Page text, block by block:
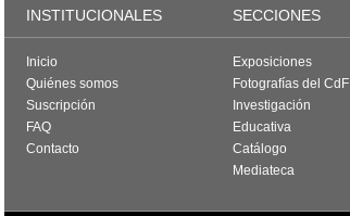
INSTITUCIONALES SECCIONES
Inicio
Quiénes somos
Suscripción
FAQ
Contacto
Exposiciones
Fotografías del CdF
Investigación
Educativa
Catálogo
Mediateca